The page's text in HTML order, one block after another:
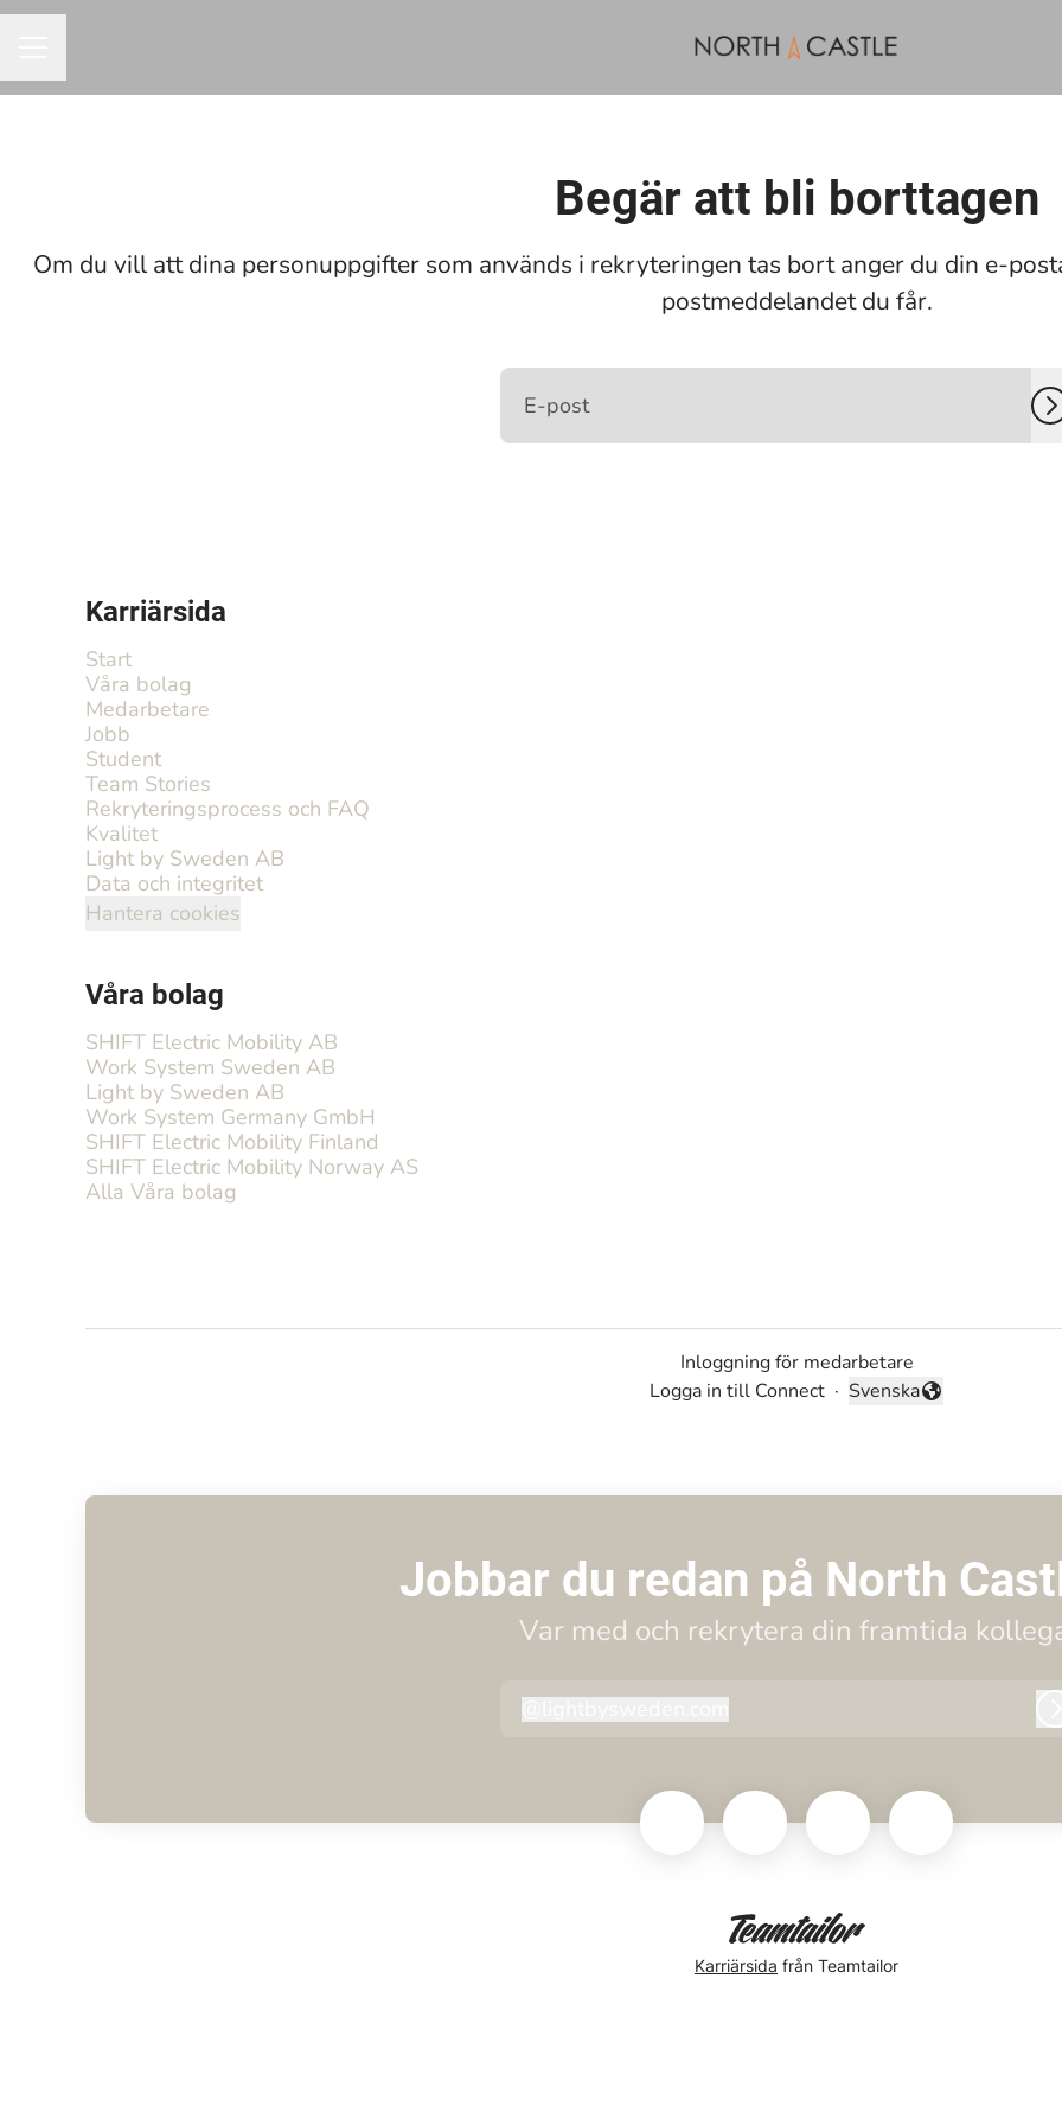
Begär att bli borttagen
Om du vill att dina personuppgifter som används i rekryteringen tas bort anger du din e-
postmeddelandet du får.
Karriärsida
Start
Våra bolag
Medarbetare
Jobb
Student
Team Stories
Rekryteringsprocess och FAQ
Kvalitet
Light by Sweden AB
Data och integritet
Hantera cookies
Våra bolag
SHIFT Electric Mobility AB
Work System Sweden AB
Light by Sweden AB
Work System Germany GmbH
SHIFT Electric Mobility Finland
SHIFT Electric Mobility Norway AS
Alla Våra bolag
Inloggning för medarbetare
Logga in till Connect · Byt språk
Svenska
Jobbar du redan på North
Var med och rekrytera din framtida
lightbysweden.com
Karriärsida från Teamtailor